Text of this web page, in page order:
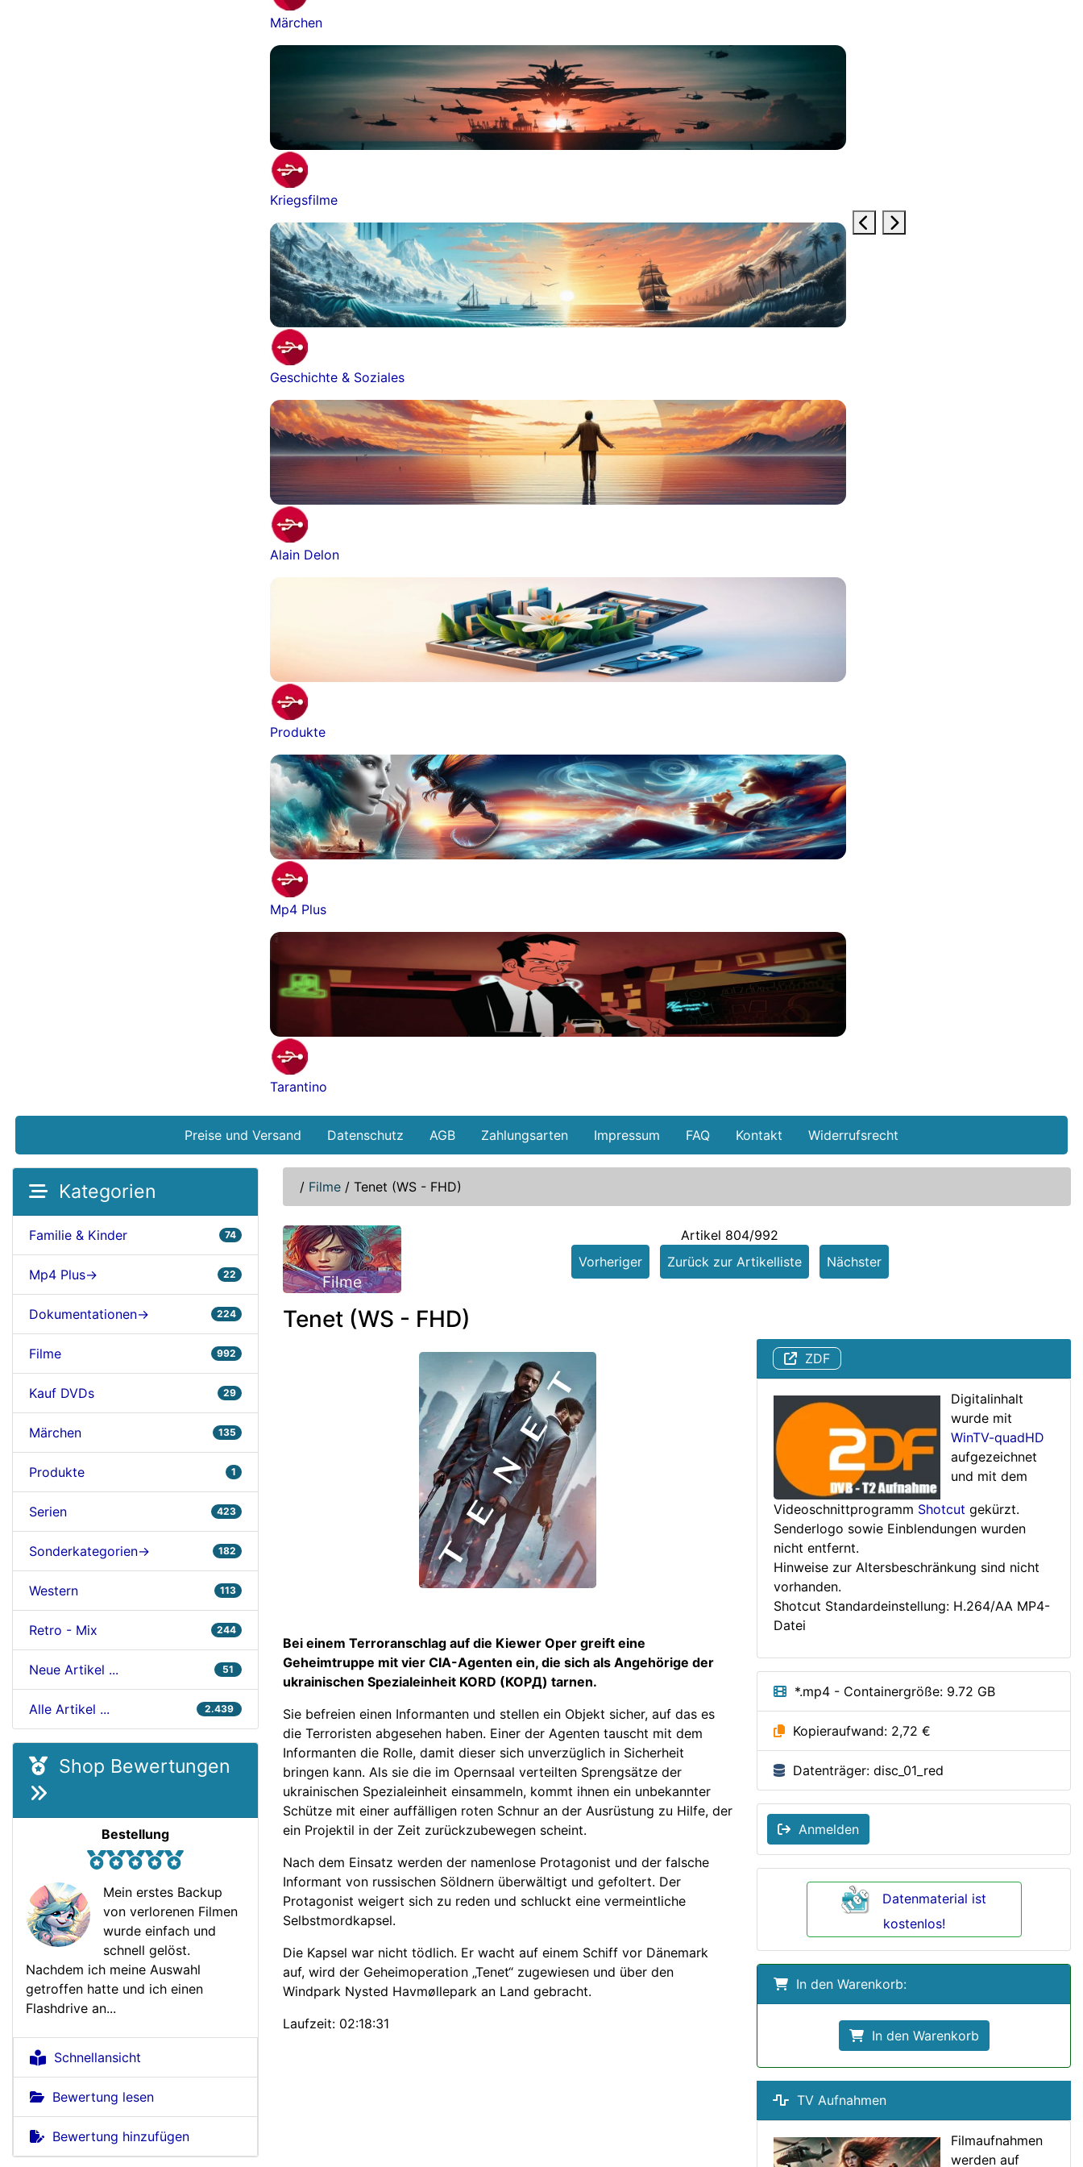
Märchen
Kriegsfilme
Geschichte & Soziales
Alain Delon
Produkte
Mp4 Plus
Tarantino
Preise und Versand Datenschutz AGB Zahlungsarten Impressum FAQ Kontakt Widerrufsrecht
Kategorien
Familie & Kinder 74
Mp4 Plus-> 22
Dokumentationen-> 224
Filme 992
Kauf DVDs 29
Märchen 135
Produkte 1
Serien 423
Sonderkategorien-> 182
Western 113
Retro - Mix 244
Neue Artikel ... 51
Alle Artikel ... 2.439
Shop Bewertungen
Bestellung
Mein erstes Backup
von verlorenen Filmen
wurde einfach und
schnell gelöst.
Nachdem ich meine Auswahl
getroffen hatte und ich einen
Flashdrive an...
Schnellansicht
Bewertung lesen
Bewertung hinzufügen
/ Filme / Tenet (WS - FHD)
Filme
Artikel 804/992
Vorheriger
Zurück zur Artikelliste Nächster
Tenet (WS - FHD)
Bei einem Terroranschlag auf die Kiewer Oper greift eine
Geheimtruppe mit vier CIA-Agenten ein, die sich als Angehörige der
ukrainischen Spezialeinheit KORD (КОРД) tarnen.
Sie befreien einen Informanten und stellen ein Objekt sicher, auf das es
die Terroristen abgesehen haben. Einer der Agenten tauscht mit dem
Informanten die Rolle, damit dieser sich unverzüglich in Sicherheit
bringen kann. Als sie die im Opernsaal verteilten Sprengsätze der
ukrainischen Spezialeinheit einsammeln, kommt ihnen ein unbekannter
Schütze mit einer auffälligen roten Schnur an der Ausrüstung zu Hilfe, der
ein Projektil in der Zeit zurückzubewegen scheint.
Nach dem Einsatz werden der namenlose Protagonist und der falsche
Informant von russischen Söldnern überwältigt und gefoltert. Der
Protagonist weigert sich zu reden und schluckt eine vermeintliche
Selbstmordkapsel.
Die Kapsel war nicht tödlich. Er wacht auf einem Schiff vor Dänemark
auf, wird der Geheimoperation „Tenet“ zugewiesen und über den
Windpark Nysted Havmøllepark an Land gebracht.
Laufzeit: 02:18:31
ZDF
Digitalinhalt
wurde mit
WinTV-quadHD
aufgezeichnet
und mit dem
Videoschnittprogramm Shotcut gekürzt.
Senderlogo sowie Einblendungen wurden
nicht entfernt.
Hinweise zur Altersbeschränkung sind nicht
vorhanden.
Shotcut Standardeinstellung: H.264/AA MP4-
Datei
*.mp4 - Containergröße: 9.72 GB
Kopieraufwand: 2,72 €
Datenträger: disc_01_red
Anmelden
Datenmaterial ist
kostenlos!
In den Warenkorb:
In den Warenkorb
TV Aufnahmen
Filmaufnahmen
werden auf